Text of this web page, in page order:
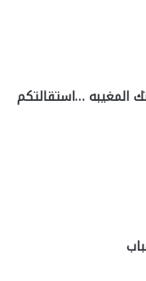
المغيبه …استقالتكم